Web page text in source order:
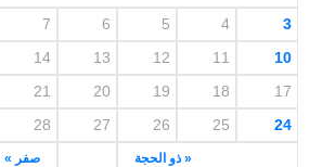
« ذو الحجة صفر »
3
4
5
6
7
10
11
12
13
14
17
18
19
20
21
24
25
26
27
28